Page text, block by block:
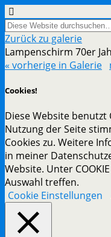
Zurück zu galerie
Lampenschirm 70er
« vorherige in Galerie
Cookies!
Diese Website
Nutzung der Seite
Cookies zu. Weitere
in meiner
Website. Unter
Auswahl treffen.
Cookie Einstellungen